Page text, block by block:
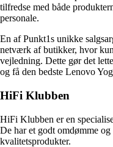
tilfredse med både
personale.
En af Punkt1s unikke
netværk af butikker, hvor
vejledning. Dette gør det
og få den bedste Lenovo
HiFi Klubben
HiFi Klubben er en
De har et godt omdømme
kvalitetsprodukter.